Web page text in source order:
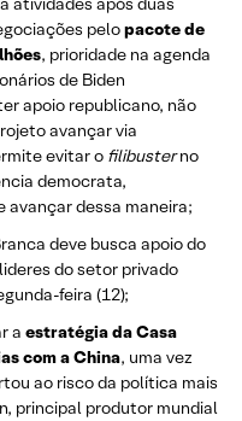
pelopacote de
, prioridade na agenda
de Biden
apoio republicano, não
avançar via
evitar o filibusterno
democrata,
avançar dessa maneira;
deve busca apoio do
do setor privado
feira (12);
a estratégia da Casa
com a China, uma vez
ao risco da política mais
principal produtor mundial